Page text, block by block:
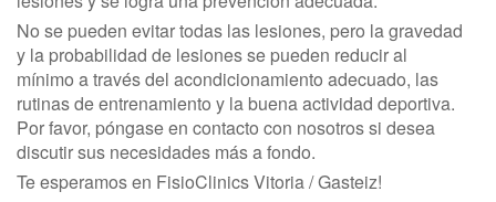
No se pueden evitar todas las lesiones, pero la gravedad
y la probabilidad de lesiones se pueden reducir al
mínimo a través del acondicionamiento adecuado, las
rutinas de entrenamiento y la buena actividad deportiva.
Por favor, póngase en contacto con nosotros si desea
discutir sus necesidades más a fondo.
Te esperamos en FisioClinics Vitoria / Gasteiz!